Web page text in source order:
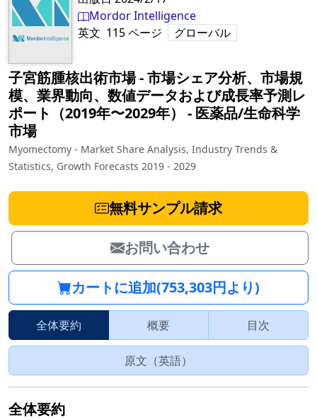
Mordor Intelligence
英文 115ページ グローバル
子宮筋腫核出術市場 - 市場シェア分析、市場規
模、業界動向、数値データおよび成長率予測レ
ポート（2019年〜2029年）
‐ 医薬品/生命科学
市場
Myomectomy - Market Share Analysis, Industry Trends &
Statistics, Growth Forecasts 2019 - 2029
無料サンプル請求
お問い合わせ
カートに追加(753,303円より)
全体要約 概要 目次
原文（英語）
全体要約